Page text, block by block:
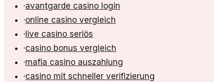
·avantgarde casino login
·online casino vergleich
· live casino seriös
·casino bonus vergleich
·mafia casino auszahlung
·casino mit schneller verifizierung